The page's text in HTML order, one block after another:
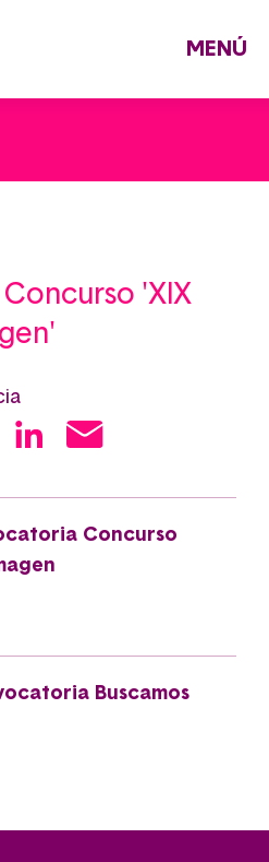
MENÚ
'XIX
Concurso
Buscamos